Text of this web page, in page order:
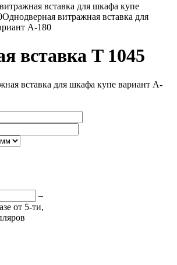
вставка для шкафа купе
Однодверная витражная вставка для
A-180
вставка T 1045
вставка для шкафа купе вариант A-
–
от 5-ти,